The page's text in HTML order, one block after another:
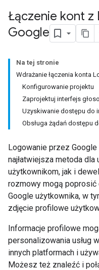
Łączenie kont z
Google
Na tej stronie
Wdrażanie łączenia konta
Konfigurowanie projektu
Zaprojektuj interfejs
Uzyskiwanie dostępu do
Obsługa żądań dostępu
Logowanie przez
najłatwiejsza metoda
użytkownikom, jak i
rozmowy mogą
Google użytkownika, w
zdjęcie profilowe
Informacje profilowe
personalizowania usług
innych platformach i
Możesz też znaleźć i